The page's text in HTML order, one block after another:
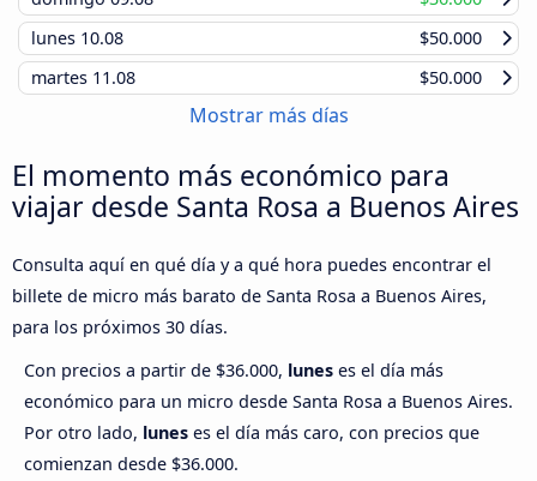
lunes 10.08
$50.000
martes 11.08 $50.000
Mostrar más días
El momento más económico para
viajar desde Santa Rosa a Buenos Aires
Consulta aquí en qué día y a qué hora puedes encontrar el
billete de micro más barato de Santa Rosa a Buenos Aires,
para los próximos 30 días.
Con precios a partir de $36.000, lunes es el día más
económico para un micro desde Santa Rosa a Buenos Aires.
Por otro lado, lunes es el día más caro, con precios que
comienzan desde $36.000.